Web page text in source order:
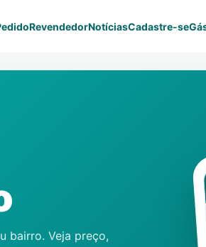
RevendedorNotíciasCadastre-se
bairro. Veja preço,